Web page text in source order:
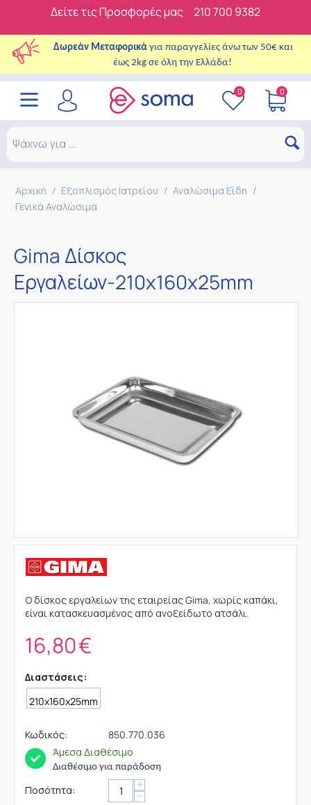
Δείτε τις Προσφορές μας 210 700 9382
Δωρεάν Μεταφορικά για παραγγελίες άνω των 50€ και
έως 2kg σε όλη την Ελλάδα!
0 0
Αρχική / Εξοπλισμός Ιατρείου / Αναλώσιμα Είδη /
Γενικά Αναλώσιμα
Gima Δίσκος
Εργαλείων-210x160x25mm
Ο δίσκος εργαλείων της εταιρείας Gima, χωρίς καπάκι,
είναι κατασκευασμένος από ανοξείδωτο ατσάλι.
16,80€
Διαστάσεις:
Κωδικός:
850.770.036
Άμεσα Διαθέσιμο
Διαθέσιμο για παράδοση
Ποσότητα: +
−